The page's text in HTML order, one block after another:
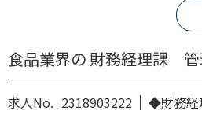
食品業界の 財務経理課
求人No. 2318903222 ◆財務